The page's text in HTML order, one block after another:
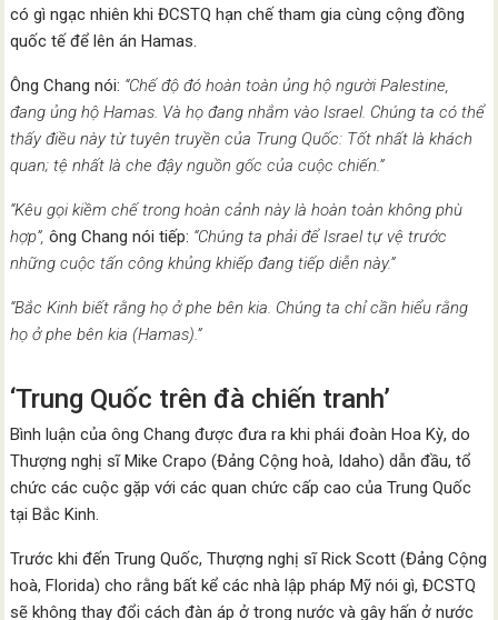
có gì ngạc nhiên khi ĐCSTQ hạn chế tham gia cùng cộng đồng
quốc tế để lên án Hamas.
Ông Chang nói: “Chế độ đó hoàn toàn ủng hộ người Palestine,
đang ủng hộ Hamas. Và họ đang nhắm vào Israel. Chúng ta có thể
thấy điều này từ tuyên truyền của Trung Quốc: Tốt nhất là khách
quan; tệ nhất là che đậy nguồn gốc của cuộc chiến.”
“Kêu gọi kiềm chế trong hoàn cảnh này là hoàn toàn không phù
hợp”, ông Chang nói tiếp: “Chúng ta phải để Israel tự vệ trước
những cuộc tấn công khủng khiếp đang tiếp diễn này.”
“Bắc Kinh biết rằng họ ở phe bên kia. Chúng ta chỉ cần hiểu rằng
họ ở phe bên kia (Hamas).”
‘Trung Quốc trên đà chiến tranh’
Bình luận của ông Chang được đưa ra khi phái đoàn Hoa Kỳ, do
Thượng nghị sĩ Mike Crapo (Đảng Cộng hoà, Idaho) dẫn đầu, tổ
chức các cuộc gặp với các quan chức cấp cao của Trung Quốc
tại Bắc Kinh.
Trước khi đến Trung Quốc, Thượng nghị sĩ Rick Scott (Đảng Cộng
hoà, Florida) cho rằng bất kể các nhà lập pháp Mỹ nói gì, ĐCSTQ
sẽ không thay đổi cách đàn áp ở trong nước và gây hấn ở nước